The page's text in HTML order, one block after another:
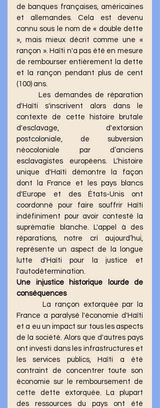
de banques françaises, américaines
et allemandes. Cela est devenu
connu sous le nom de « double dette
», mais mieux décrit comme une «
rançon ». Haïti n'a pas été en mesure
de rembourser entièrement la dette
et la rançon pendant plus de cent
(100) ans.
	Les demandes de réparation
d'Haïti s'inscrivent alors dans le
contexte de cette histoire brutale
d'esclavage, d'extorsion
postcoloniale, de subversion
néocoloniale par d’anciens
esclavagistes européens. L'histoire
unique d'Haïti démontre la façon
dont la France et les pays blancs
d'Europe et des États-Unis ont
coordonné pour faire souffrir Haïti
indéfiniment pour avoir contesté la
suprématie blanche. L'appel à des
réparations, notre cri aujourd’hui,
représente un aspect de la longue
lutte d'Haïti pour la justice et
l'autodétermination.
Une injustice historique lourde de
conséquences
France a paralysé l'économie d'Haïti
et a eu un impact sur tous les aspects
de la société. Alors que d'autres pays
ont investi dans les infrastructures et
les services publics, Haïti a été
contraint de concentrer toute son
économie sur le remboursement de
cette dette extorquée. La plupart
des ressources du pays ont été